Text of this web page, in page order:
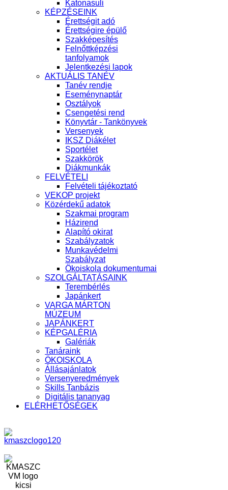
Katonasuli
KÉPZÉSEINK
Érettségit adó
Érettségire épülő
Szakképesítés
Felnőttképzési
tanfolyamok
Jelentkezési lapok
AKTUÁLIS TANÉV
Tanév rendje
Eseménynaptár
Osztályok
Csengetési rend
Könyvtár - Tankönyvek
Versenyek
IKSZ Diákélet
Sportélet
Szakkörök
Diákmunkák
FELVÉTELI
Felvételi tájékoztató
VEKOP projekt
Közérdekű adatok
Szakmai program
Házirend
Alapító okirat
Szabályzatok
Munkavédelmi
Szabályzat
Ökoiskola dokumentumai
SZOLGÁLTATÁSAINK
Terembérlés
Japánkert
VARGA MÁRTON
MÚZEUM
JAPÁNKERT
KÉPGALÉRIA
Galériák
Tanáraink
ÖKOISKOLA
Állásajánlatok
Versenyeredmények
Skills Tanbázis
Digitális tananyag
ELÉRHETŐSÉGEK